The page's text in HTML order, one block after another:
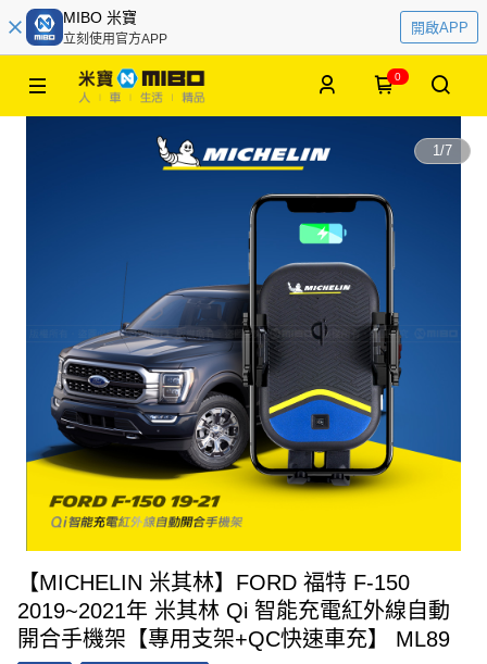
MIBO 米寶
立刻使用官方APP
開啟APP
0
1/7
【MICHELIN 米其林】FORD 福特 F-150
2019~2021年 米其林 Qi 智能充電紅外線自動
開合手機架【專用支架+QC快速車充】 ML89